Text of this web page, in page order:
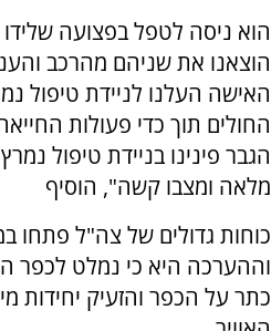
הוא ניסה לטפל בפצועה שלידו
הוצאנו את שניהם מהרכב
האישה העלנו לניידת טיפול
החולים תוך כדי פעולות
הגבר פינינו בניידת טיפול
מלאה ומצבו קשה", הוסיף
כוחות גדולים של צה"ל פתחו
וההערכה היא כי נמלט לכפר
כתר על הכפר והזעיק יחידות